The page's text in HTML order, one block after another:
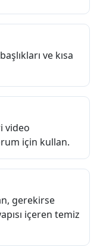
ve kısa
video
için kullan.
gerekirse
içeren temiz